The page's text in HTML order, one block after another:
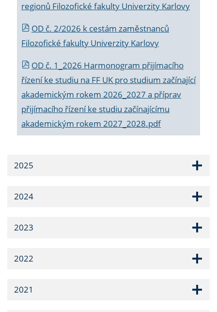
regionů Filozofické fakulty Univerzity Karlovy
OD č. 2/2026 k cestám zaměstnanců
Filozofické fakulty Univerzity Karlovy
OD č. 1_2026 Harmonogram přijímacího
řízení ke studiu na FF UK pro studium začínající
akademickým rokem 2026_2027 a příprav
přijímacího řízení ke studiu začínajícímu
akademickým rokem 2027_2028.pdf
2025
2024
2023
2022
2021